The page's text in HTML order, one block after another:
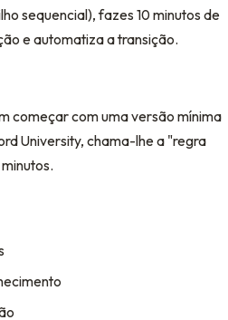
sequencial), fazes 10 minutos de
e automatiza a transição.
começar com uma versão mínima
University, chama-lhe a "regra